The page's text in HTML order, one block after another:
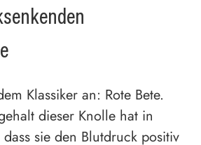
Klassiker an: Rote Bete.
dieser Knolle hat in
sie den Blutdruck positiv